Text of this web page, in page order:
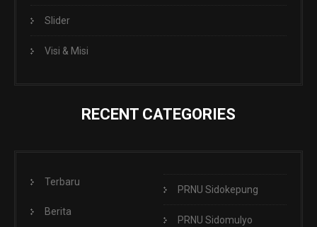
Slider
Visi & Misi
RECENT CATEGORIES
Terbaru
Berita
PRNU Sidokepung
PRNU Sidomulyo